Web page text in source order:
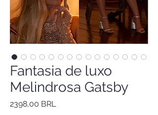
Fantasia de luxo
Melindrosa Gatsby
2398,00 BRL